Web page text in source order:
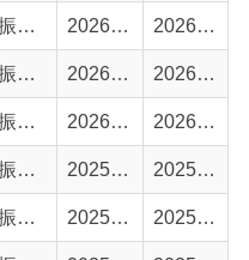
2025-12-24 2025-12-24
2025-12-22 2025-12-22
2025-12-05 2025-12-05
2025-05-10 2025-05-11
2025-03-06 2025-03-07